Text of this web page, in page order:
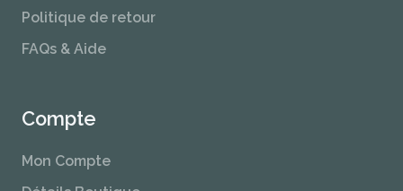
Politique de retour
FAQs & Aide
Compte
Mon Compte